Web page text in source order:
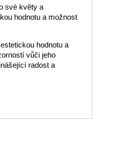
své květy a
hodnotu a možnost
hodnotu a
vůči jeho
radost a